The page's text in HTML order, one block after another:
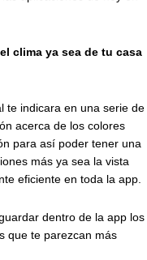
clima ya sea de tu casa
te indicara en una serie de
acerca de los colores
para así poder tener una
más ya sea la vista
eficiente en toda la app.
dentro de la app los
que te parezcan más